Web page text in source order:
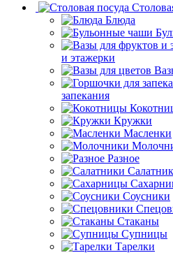
Блюда
и этажерки
запекания
Кружки
Масленки
Разное
Соусники
Стаканы
Супницы
Тарелки